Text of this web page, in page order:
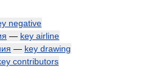
negative
— key airline
— key drawing
contributors